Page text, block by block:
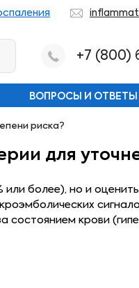
+7 (800)
ВОПРОСЫ И ОТВЕТЫ
риска?
для
более), но и
состоянием крови